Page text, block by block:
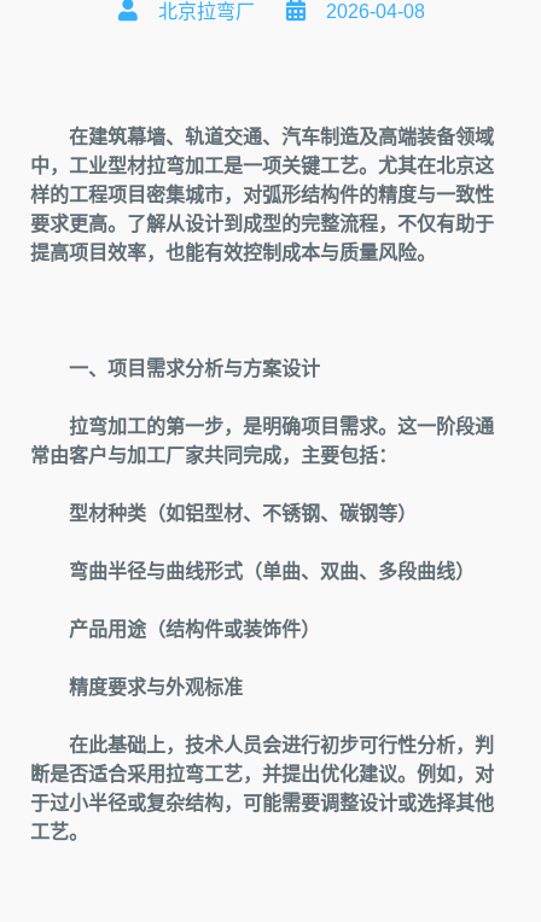
北京拉弯厂 2026-04-08
在建筑幕墙、轨道交通、汽车制造及高端装备领域
中，工业型材拉弯加工是一项关键工艺。尤其在北京这
样的工程项目密集城市，对弧形结构件的精度与一致性
要求更高。了解从设计到成型的完整流程，不仅有助于
提高项目效率，也能有效控制成本与质量风险。
一、项目需求分析与方案设计
拉弯加工的第一步，是明确项目需求。这一阶段通
常由客户与加工厂家共同完成，主要包括：
型材种类（如铝型材、不锈钢、碳钢等）
弯曲半径与曲线形式（单曲、双曲、多段曲线）
产品用途（结构件或装饰件）
精度要求与外观标准
在此基础上，技术人员会进行初步可行性分析，判
断是否适合采用拉弯工艺，并提出优化建议。例如，对
于过小半径或复杂结构，可能需要调整设计或选择其他
工艺。